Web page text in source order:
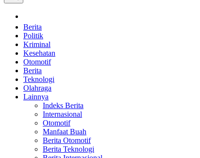
Berita
Politik
Kriminal
Kesehatan
Otomotif
Berita
Teknologi
Olahraga
Lainnya
Indeks Berita
Internasional
Otomotif
Manfaat Buah
Berita Otomotif
Berita Teknologi